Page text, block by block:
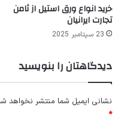
خرید انواع ورق استیل از ثامن
تجارت ایرانیان
23 سپتامبر 2025
دیدگاهتان را بنویسید
نشانی ایمیل شما منتشر نخواهد
*